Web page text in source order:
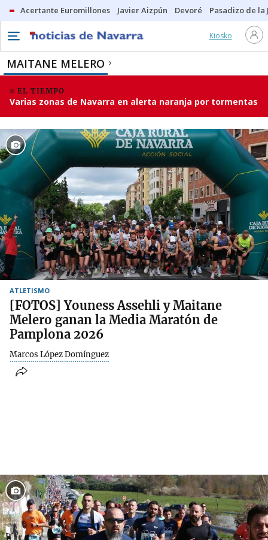
Acertante Euromillones Javier Aizpún Devoré Pasadizo de la
Kiosko
MAITANE MELERO
EL TIEMPO
Varias zonas de Navarra en alerta naranja por tormentas
ATLETISMO
[FOTOS] Youness Assehli y Maitane
Melero ganan la Media Maratón de
Pamplona 2026
Marcos López Domínguez